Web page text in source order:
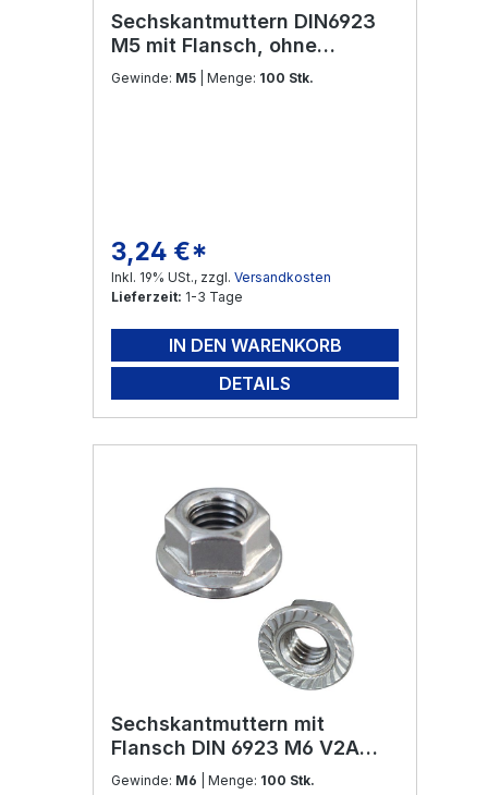
Sechskantmuttern DIN6923
M5 mit Flansch, ohne
Sperrverzahnung Edelstahl
Gewinde: M5 | Menge: 100 Stk.
Regulärer Preis:
3,24 €*
Inkl. 19% USt., zzgl. Versandkosten
Lieferzeit: 1-3 Tage
IN DEN WARENKORB
DETAILS
Sechskantmuttern mit
Flansch DIN 6923 M6 V2A
Edelstahl
Gewinde: M6 | Menge: 100 Stk.